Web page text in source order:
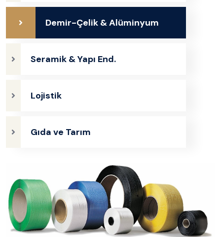
Demir-Çelik & Alüminyum
Seramik & Yapı End.
Lojistik
Gıda ve Tarım